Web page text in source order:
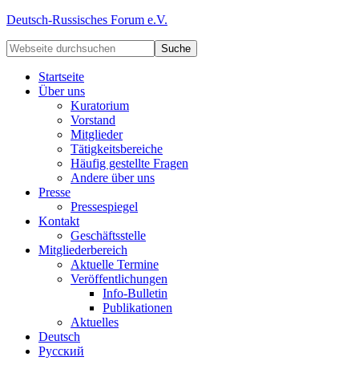
Deutsch-Russisches Forum e.V.
Startseite
Über uns
Kuratorium
Vorstand
Mitglieder
Tätigkeitsbereiche
Häufig gestellte Fragen
Andere über uns
Presse
Pressespiegel
Kontakt
Geschäftsstelle
Mitgliederbereich
Aktuelle Termine
Veröffentlichungen
Info-Bulletin
Publikationen
Aktuelles
Deutsch
Русский